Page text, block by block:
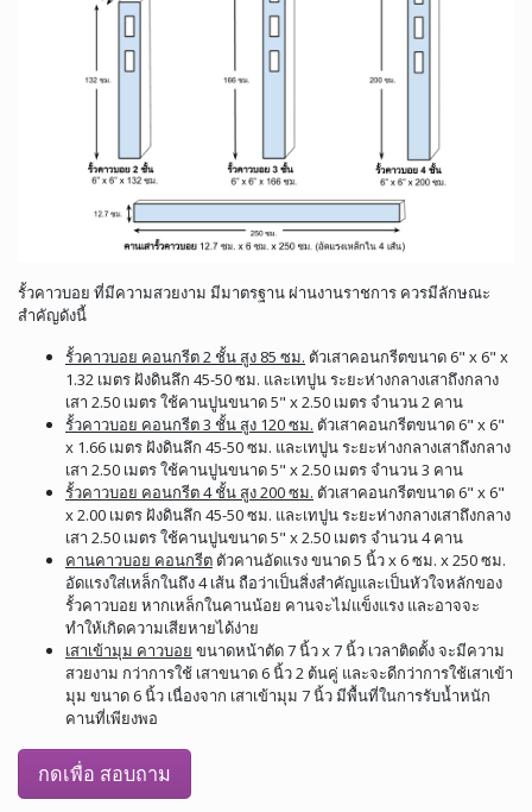
รั้วคาวบอย ที่มีความสวยงาม มีมาตรฐาน ผ่านงานราชการ ควรมีลักษณะ
สำคัญดังนี้
รั้วคาวบอย คอนกรีต 2 ชั้น สูง 85 ซม. ตัวเสาคอนกรีตขนาด 6" x 6" x
1.32 เมตร ฝังดินลึก 45-50 ซม. และเทปูน ระยะห่างกลางเสาถึงกลาง
เสา 2.50 เมตร ใช้คานปูนขนาด 5" x 2.50 เมตร จำนวน 2 คาน
รั้วคาวบอย คอนกรีต 3 ชั้น สูง 120 ซม. ตัวเสาคอนกรีตขนาด 6" x 6"
x 1.66 เมตร ฝังดินลึก 45-50 ซม. และเทปูน ระยะห่างกลางเสาถึงกลาง
เสา 2.50 เมตร ใช้คานปูนขนาด 5" x 2.50 เมตร จำนวน 3 คาน
รั้วคาวบอย คอนกรีต 4 ชั้น สูง 200 ซม. ตัวเสาคอนกรีตขนาด 6" x 6"
x 2.00 เมตร ฝังดินลึก 45-50 ซม. และเทปูน ระยะห่างกลางเสาถึงกลาง
เสา 2.50 เมตร ใช้คานปูนขนาด 5" x 2.50 เมตร จำนวน 4 คาน
คานคาวบอย คอนกรีต ตัวคานอัดแรง ขนาด 5 นิ้ว x 6 ซม. x 250 ซม.
อัดแรงใส่เหล็กในถึง 4 เส้น ถือว่าเป็นสิ่งสำคัญและเป็นหัวใจหลักของ
รั้วคาวบอย หากเหล็กในคานน้อย คานจะไม่แข็งแรง และอาจจะ
ทำให้เกิดความเสียหายได้ง่าย
เสาเข้ามุม คาวบอย ขนาดหน้าตัด 7 นิ้ว x 7 นิ้ว เวลาติดตั้ง จะมีความ
สวยงาม กว่าการใช้ เสาขนาด 6 นิ้ว 2 ต้นคู่ และจะดีกว่าการใช้เสาเข้า
มุม ขนาด 6 นิ้ว เนื่องจาก เสาเข้ามุม 7 นิ้ว มีพื้นที่ในการรับน้ำหนัก
คานที่เพียงพอ
กดเพื่อ สอบถาม